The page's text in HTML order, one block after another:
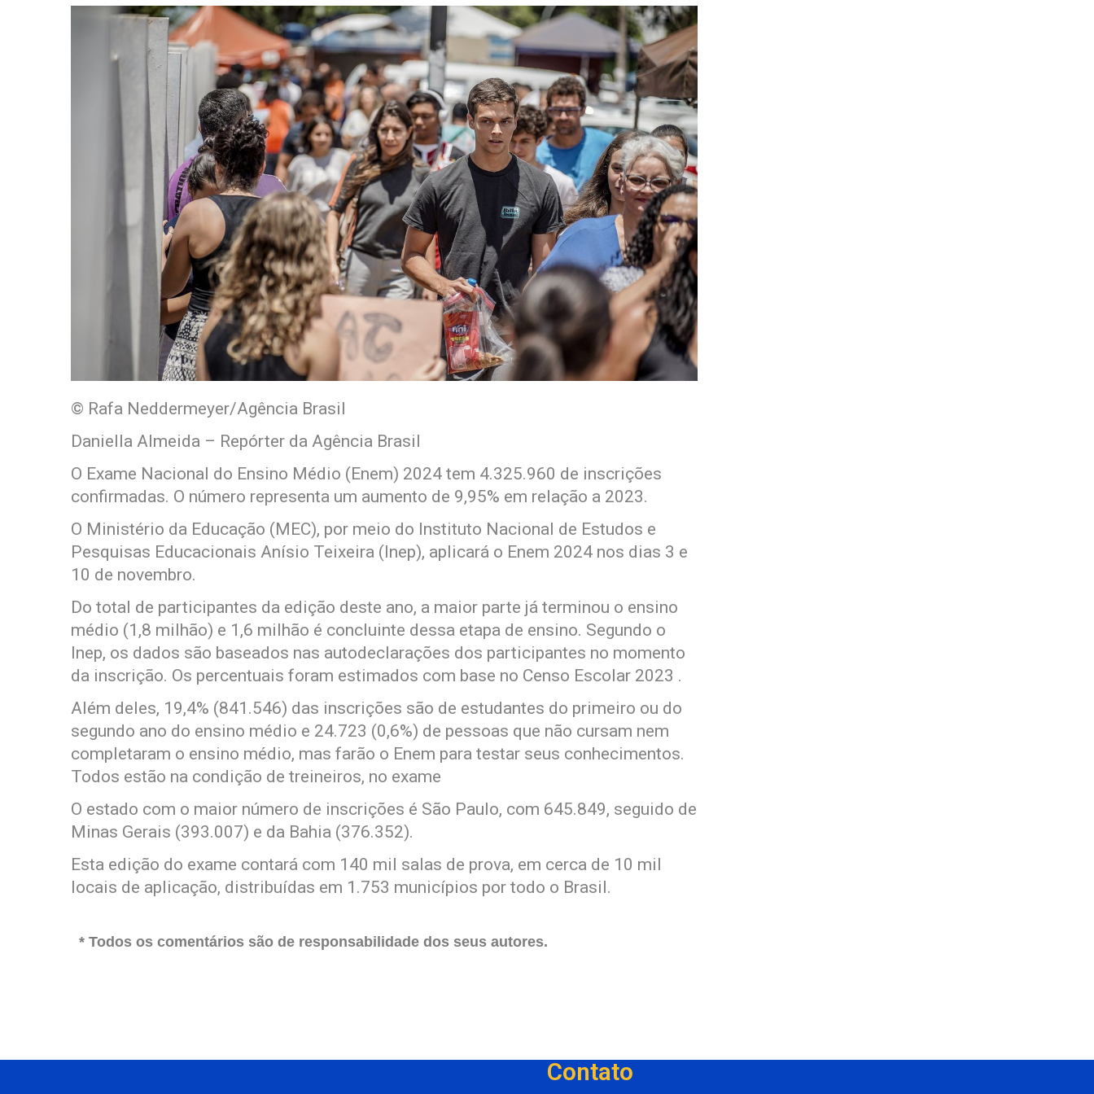
© Rafa Neddermeyer/Agência Brasil
Daniella Almeida – Repórter da Agência Brasil
O Exame Nacional do Ensino Médio (Enem) 2024 tem 4.325.960 de inscrições
confirmadas. O número representa um aumento de 9,95% em relação a 2023.
O Ministério da Educação (MEC), por meio do Instituto Nacional de Estudos e
Pesquisas Educacionais Anísio Teixeira (Inep), aplicará o Enem 2024 nos dias 3 e
10 de novembro.
Do total de participantes da edição deste ano, a maior parte já terminou o ensino
médio (1,8 milhão) e 1,6 milhão é concluinte dessa etapa de ensino. Segundo o
Inep, os dados são baseados nas autodeclarações dos participantes no momento
da inscrição. Os percentuais foram estimados com base no Censo Escolar 2023 .
Além deles, 19,4% (841.546) das inscrições são de estudantes do primeiro ou do
segundo ano do ensino médio e 24.723 (0,6%) de pessoas que não cursam nem
completaram o ensino médio, mas farão o Enem para testar seus conhecimentos.
Todos estão na condição de treineiros, no exame
O estado com o maior número de inscrições é São Paulo, com 645.849, seguido de
Minas Gerais (393.007) e da Bahia (376.352).
Esta edição do exame contará com 140 mil salas de prova, em cerca de 10 mil
locais de aplicação, distribuídas em 1.753 municípios por todo o Brasil.
* Todos os comentários são de responsabilidade dos seus autores.
Contato